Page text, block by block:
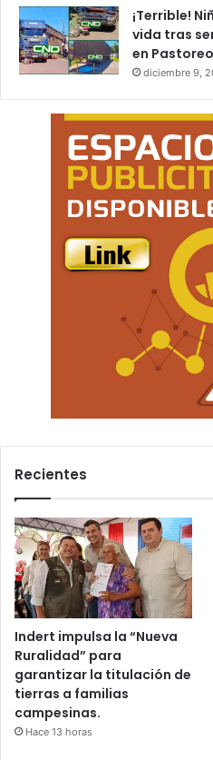
¡Terrible!
vida tras
en
diciembre 9,
Recientes
Indert impulsa la “Nueva
Ruralidad” para
garantizar la titulación de
tierras a familias
campesinas.
Hace 13 horas